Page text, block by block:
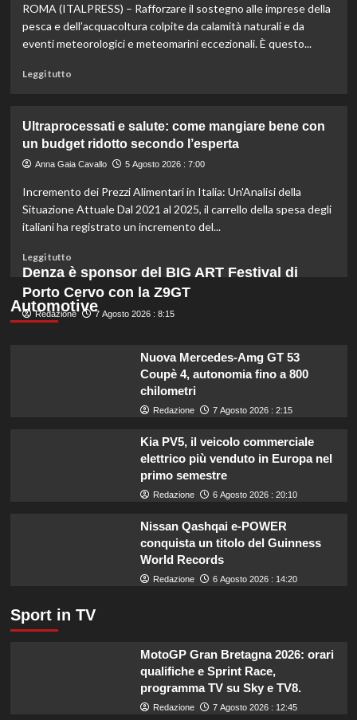
il
menù
ideale
esperti.
ROMA (ITALPRESS) – Rafforzare il sostegno alle imprese della
pesca e dell’acquacoltura colpite da calamità naturali e da
eventi meteorologici e meteomarini eccezionali. È questo...
Leggi tuttoLeggi
Fondo
di
solidarietà:
milioni
per
le
pesca
acquacoltura
colpite
Ultraprocessati e salute: come mangiare bene con
un budget ridotto secondo l’esperta
Anna Gaia Cavallo 5 Agosto 2026 : 7:00
Incremento dei Prezzi Alimentari in Italia: Un'Analisi della
Situazione Attuale Dal 2021 al 2025, il carrello della spesa degli
italiani ha registrato un incremento del...
Leggi tuttoLeggi
di
più
su
Ultraprocessati
Automotive
Denza è sponsor del BIG ART Festival di
Porto Cervo con la Z9GT
Redazione 7 Agosto 2026 : 8:15
Nuova Mercedes-Amg GT 53
Coupè 4, autonomia fino a 800
chilometri
Redazione 7 Agosto 2026 : 2:15
Kia PV5, il veicolo commerciale
elettrico più venduto in Europa nel
primo semestre
Redazione 6 Agosto 2026 : 20:10
Nissan Qashqai e-POWER
conquista un titolo del Guinness
World Records
Redazione 6 Agosto 2026 : 14:20
Sport in TV
MotoGP Gran Bretagna 2026: orari
qualifiche e Sprint Race,
programma TV su Sky e TV8.
Redazione 7 Agosto 2026 : 12:45